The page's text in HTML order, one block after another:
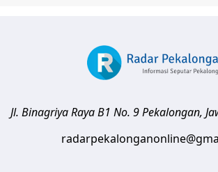
Jl. Binagriya Raya B1 No. 9Pekalongan,